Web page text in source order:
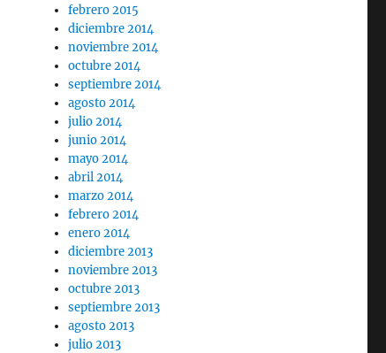
febrero 2015
diciembre 2014
noviembre 2014
octubre 2014
septiembre 2014
agosto 2014
julio 2014
junio 2014
mayo 2014
abril 2014
marzo 2014
febrero 2014
enero 2014
diciembre 2013
noviembre 2013
octubre 2013
septiembre 2013
agosto 2013
julio 2013